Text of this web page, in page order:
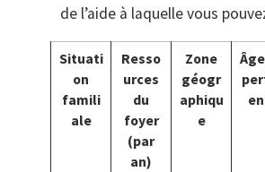
de l’aide à laquelle vous
Situati
on
famili
ale
Resso
urces
du
foyer
(par
an)
Zone
géogr
aphiqu
e